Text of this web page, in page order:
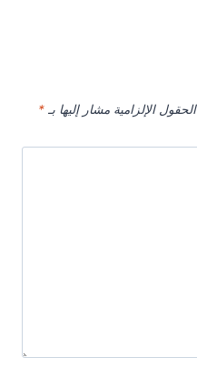
الحقول الإلزامية مشار إليها بـ *